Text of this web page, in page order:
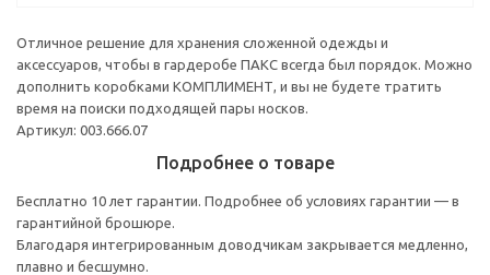
Отличное решение для хранения сложенной одежды и
аксессуаров, чтобы в гардеробе ПАКС всегда был порядок. Можно
дополнить коробками КОМПЛИМЕНТ, и вы не будете тратить
время на поиски подходящей пары носков.
Артикул: 003.666.07
Подробнее о товаре
Бесплатно 10 лет гарантии. Подробнее об условиях гарантии — в
гарантийной брошюре.
Благодаря интегрированным доводчикам закрывается медленно,
плавно и бесшумно.